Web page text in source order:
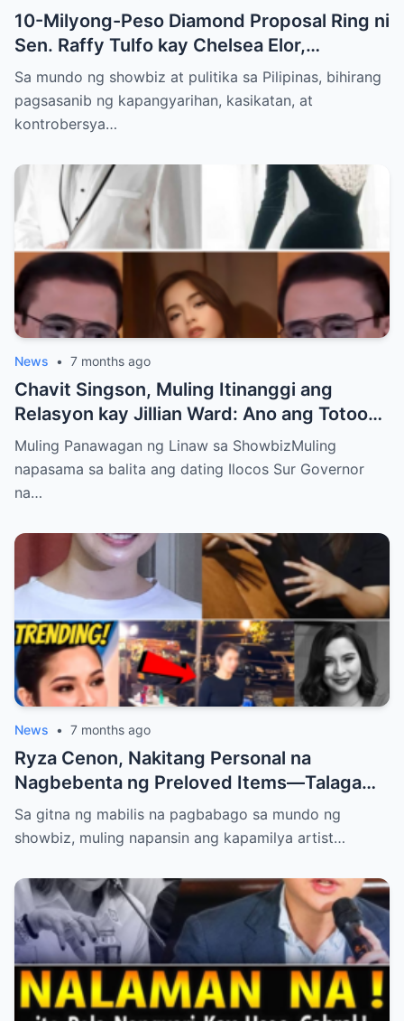
10-Milyong-Peso Diamond Proposal Ring ni
Sen. Raffy Tulfo kay Chelsea Elor,
Nagdulot ng Kontrobersiya sa Pulitika at
Showbiz
Sa mundo ng showbiz at pulitika sa Pilipinas, bihirang
pagsasanib ng kapangyarihan, kasikatan, at
kontrobersya…
News • 7 months ago
Chavit Singson, Muling Itinanggi ang
Relasyon kay Jillian Ward: Ano ang Totoo
sa Lumalalang Chismis sa Social Media?
Muling Panawagan ng Linaw sa ShowbizMuling
napasama sa balita ang dating Ilocos Sur Governor
na…
News • 7 months ago
Ryza Cenon, Nakitang Personal na
Nagbebenta ng Preloved Items—Talaga
bang Naghihirap o Simpleng Side Hustle
Lang?
Sa gitna ng mabilis na pagbabago sa mundo ng
showbiz, muling napansin ang kapamilya artist…